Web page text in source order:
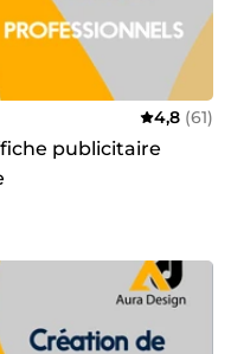
4,8 (61)
publicitaire